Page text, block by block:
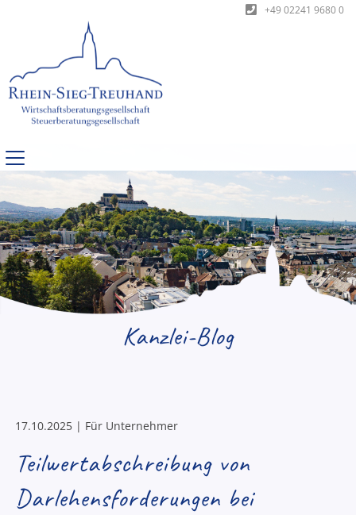
+49 02241 9680 0
Kanzlei-Blog
17.10.2025 | Für Unternehmer
Teilwertabschreibung von
Darlehensforderungen bei